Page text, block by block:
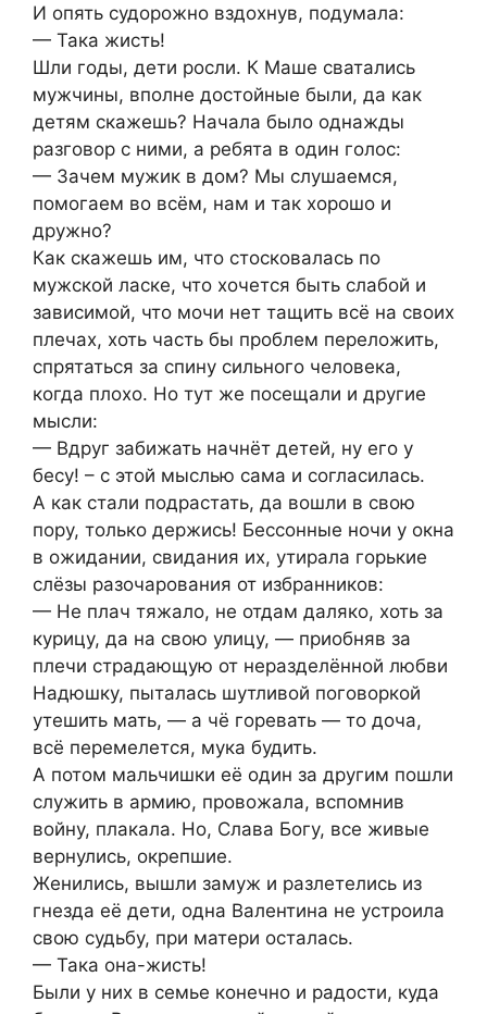
И опять судорожно вздохнув, подумала:
— Така жисть!
Шли годы, дети росли. К Маше сватались
мужчины, вполне достойные были, да как
детям скажешь? Начала было однажды
разговор с ними, а ребята в один голос:
— Зачем мужик в дом? Мы слушаемся,
помогаем во всём, нам и так хорошо и
дружно?
Как скажешь им, что стосковалась по
мужской ласке, что хочется быть слабой и
зависимой, что мочи нет тащить всё на своих
плечах, хоть часть бы проблем переложить,
спрятаться за спину сильного человека,
когда плохо. Но тут же посещали и другие
мысли:
— Вдруг забижать начнёт детей, ну его у
бесу! – с этой мыслью сама и согласилась.
А как стали подрастать, да вошли в свою
пору, только держись! Бессонные ночи у окна
в ожидании, свидания их, утирала горькие
слёзы разочарования от избранников:
— Не плач тяжало, не отдам даляко, хоть за
курицу, да на свою улицу, — приобняв за
плечи страдающую от неразделённой любви
Надюшку, пыталась шутливой поговоркой
утешить мать, — а чё горевать — то доча,
всё перемелется, мука будить.
А потом мальчишки её один за другим пошли
служить в армию, провожала, вспомнив
войну, плакала. Но, Слава Богу, все живые
вернулись, окрепшие.
Женились, вышли замуж и разлетелись из
гнезда её дети, одна Валентина не устроила
свою судьбу, при матери осталась.
— Така она-жисть!
Были у них в семье конечно и радости, куда